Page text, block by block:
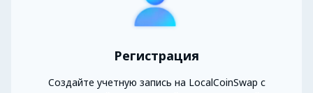
Регистрация
Создайте учетную запись на LocalCoinSwap с